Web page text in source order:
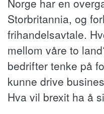
Storbritannia, og
frihandelsavtale.
mellom våre to
bedrifter tenke på
kunne drive
Hva vil brexit ha å